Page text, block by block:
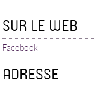
SUR LE WEB
Facebook
ADRESSE